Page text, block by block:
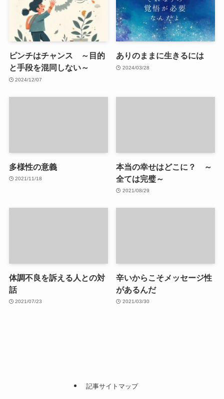
ピンチはチャンス ～目的
と手段を混同しない～
2024/12/07
ありのままに生きるには
2024/03/28
多様性の意義
2021/11/18
本当の幸せはどこに？ ～
全ては完璧～
2021/08/29
体調不良を訴える人との対
話
2021/07/23
辛いからこそメッセージ性
があるんだ
2021/03/30
記事サイトマップ